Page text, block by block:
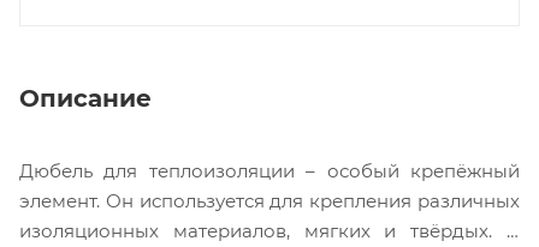
Описание
Дюбель для теплоизоляции – особый крепёжный
элемент. Он используется для крепления различных
изоляционных материалов, мягких и твёрдых. С